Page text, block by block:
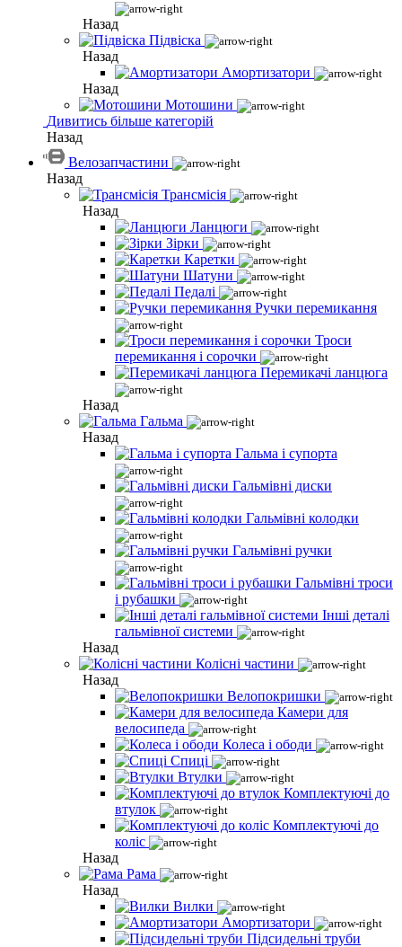
Назад
Підвіска
Назад
Амортизатори
Назад
Мотошини
Дивитись більше категорій
Назад
Велозапчастини
Назад
Трансмісія
Назад
Ланцюги
Зірки
Каретки
Шатуни
Педалі
Ручки перемикання
Троси
перемикання і сорочки
Перемикачі ланцюга
Назад
Гальма
Назад
Гальма і супорта
Гальмівні диски
Гальмівні колодки
Гальмівні ручки
Гальмівні троси
і рубашки
Інші деталі
гальмівної системи
Назад
Колісні частини
Назад
Велопокришки
Камери для
велосипеда
Колеса і ободи
Спиці
Втулки
Комплектуючі до
втулок
Комплектуючі до
коліс
Назад
Рама
Назад
Вилки
Амортизатори
Підсидельні труби